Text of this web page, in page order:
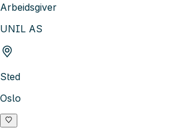
Arbeidsgiver
UNIL AS
Sted
Oslo